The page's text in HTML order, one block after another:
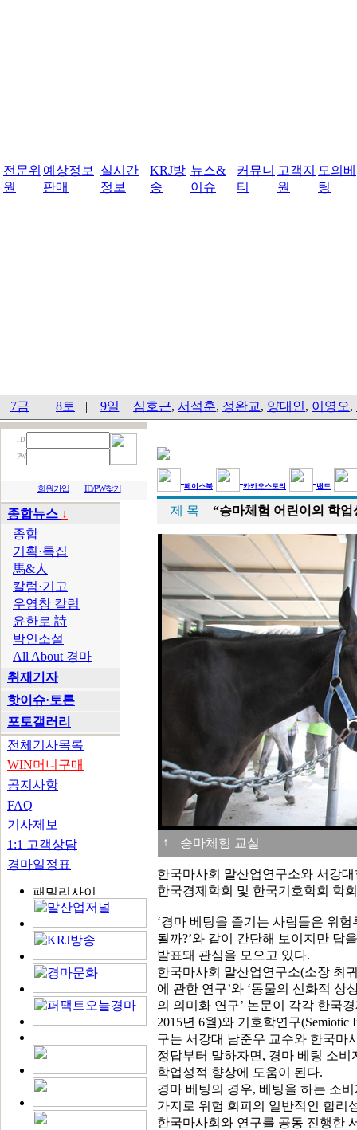
전문위
원
예상정보
판매
실시간
정보
KRJ방
송
뉴스&
이슈
커뮤니
티
고객지
원
모의베
팅
7금 | 8토 | 9일 심호근, 서석훈, 정완교, 양대인, 이영오,
I D
PW
회원가입 ID/PW찾기
종합뉴스 ↓
종합
기획·특집
馬&人
칼럼·기고
우영창 칼럼
윤한로 詩
박인소설
All About 경마
취재기자
핫이슈·토론
포토갤러리
전체기사목록
WIN머니구매
공지사항
FAQ
기사제보
1:1 고객상담
경마일정표
페이스북 카카오스토리 밴드
제 목 “승마체험 어린이의 학
↑ 승마체험 교실
한국마사회 말산업연구소와 서강
한국경제학회 및 한국기호학회 학
‘경마 베팅을 즐기는 사람들은 위
될까?’와 같이 간단해 보이지만 답
발표돼 관심을 모으고 있다.
한국마사회 말산업연구소(소장 최
에 관한 연구’와 ‘동물의 신화적
의 의미화 연구’ 논문이 각각 한국경
2015년 6월)와 기호학연구
구는 서강대 남준우 교수와 한국마
정답부터 말하자면, 경마 베팅 소
학업성적 향상에 도움이 된다.
경마 베팅의 경우, 베팅을 하는 소
가지로 위험 회피의 일반적인 합리
한국마사회와 연구를 공동 진행한